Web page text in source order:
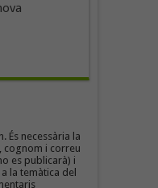
És necessària la
cognom i correu
es publicarà) i
la temàtica del